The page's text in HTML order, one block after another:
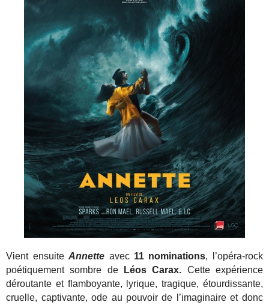
Vient ensuiteAnnette avec 11 nominations, l’opéra-rock
poétiquement sombre de
Léos Carax. Cette expérience
déroutante et flamboyante, lyrique, tragique, étourdissante,
cruelle, captivante, ode au pouvoir de l’imaginaire et donc